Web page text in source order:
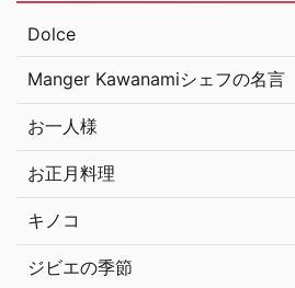
Dolce
Manger Kawanamiシェフの名言
お一人様
お正月料理
キノコ
ジビエの季節